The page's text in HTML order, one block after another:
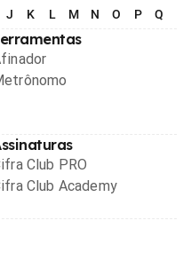
J K L M N O P Q
Club PRO
Club Academy